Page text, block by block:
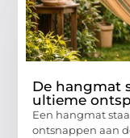
De hangmat
ultieme
Een hangmat
ontsnappen aan